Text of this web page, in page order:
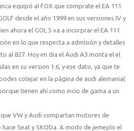
equipó al FOX que comprate el EA 111
desde el año 1999 en sus versiones IV y
ahora el GOL 5 va a incorprar el EA 111
en lo que respecta a admisión y detalles
al 827. Hoy en dia el Audi A3 monta el el
en su version 1.6, y ese dato, ya que te
cotejar en la página de audi alemania(
tienen ahí­ como incio de gama a un
VW y Audi compartan motores de
hace Seat y SKODa. A modo de jemeplo el